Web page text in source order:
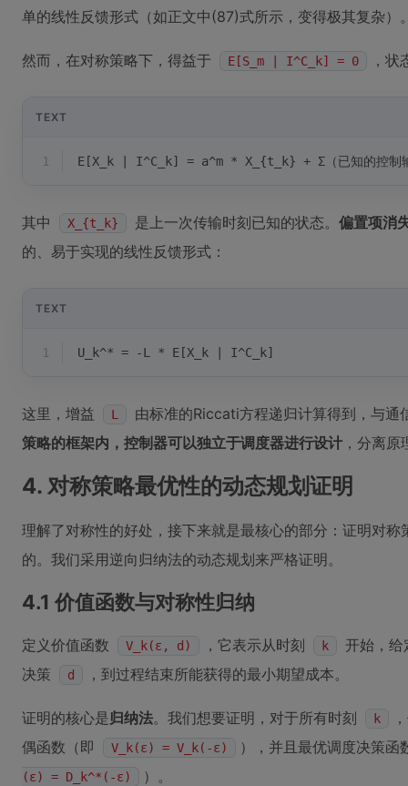
单的线性反馈形式（如正文中(87)式所示，变得极其复杂）
然而，在对称策略下，得益于 E[S_m | I^C_k] = 0 ，
TEXT
1 E[X_k | I^C_k] = a^m * X_{t_k} + Σ（已知的控制
其中 X_{t_k} 是上一次传输时刻已知的状态。 偏置项消
的、易于实现的线性反馈形式：
TEXT
1 U_k^* = -L * E[X_k | I^C_k]
这里，增益 L
由标准的Riccati方程递归计算得到，与通
策略的框架内，控制器可以独立于调度器进行设计 ，分离
4. 对称策略最优性的动态规划证明
理解了对称性的好处，接下来就是最核心的部分：证明对
的。我们采用逆向归纳法的动态规划来严格证明。
4.1 价值函数与对称性归纳
定义价值函数 V_k(ε, d) ，它表示从时刻 k
开始，
决策
d ，到过程结束所能获得的最小期望成本。
证明的核心是归纳法。我们想要证明，对于所有时刻 k
偶函数（即
V_k(ε) = V_k(-ε) ），并且最优调度决策函
(ε) = D_k^*(-ε) ）。